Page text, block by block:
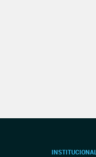
INSTITUCIONAL